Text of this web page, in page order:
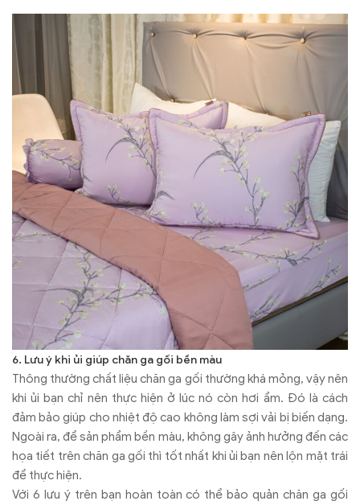
6. Lưu ý khi ủi giúp chăn ga gối bền màu
Thông thường chất liệu chăn ga gối thường khá mỏng, vậy nên
khi ủi bạn chỉ nên thực hiện ở lúc nó còn hơi ẩm. Đó là cách
đảm bảo giúp cho nhiệt độ cao không làm sợi vải bị biến dạng.
Ngoài ra, để sản phẩm bền màu, không gây ảnh hưởng đến các
họa tiết trên chăn ga gối thì tốt nhất khi ủi bạn nên lộn mặt trái
để thực hiện.
Với 6 lưu ý trên bạn hoàn toàn có thể bảo quản chăn ga gối